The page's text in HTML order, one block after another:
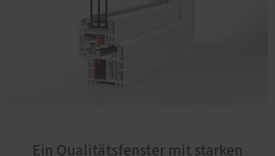
Ein Qualitätsfenster mit starken